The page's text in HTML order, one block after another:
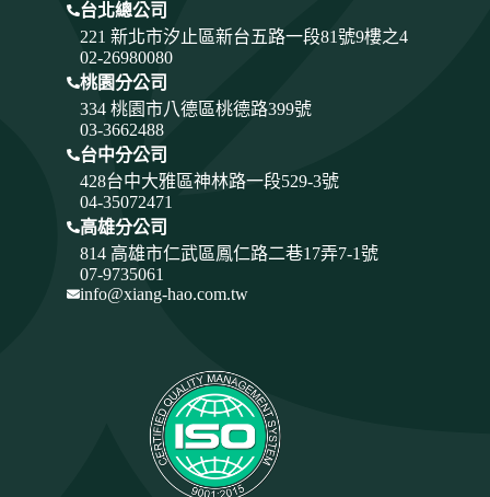
台北總公司
221 新北市汐止區新台五路一段81號9樓之4
02-26980080
桃園分公司
334 桃園市八德區桃德路399號
03-3662488
台中分公司
428台中大雅區神林路一段529-3號
04-35072471
高雄分公司
814 高雄市仁武區鳳仁路二巷17弄7-1號
07-9735061
info@xiang-hao.com.tw